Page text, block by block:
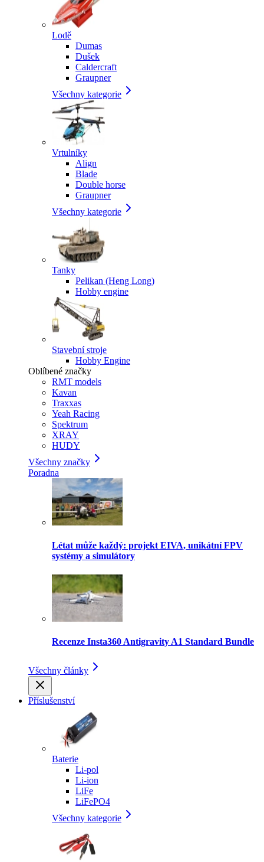
Lodě
Dumas
Dušek
Caldercraft
Graupner
Všechny kategorie
Vrtulníky
Align
Blade
Double horse
Graupner
Všechny kategorie
Tanky
Pelikan (Heng Long)
Hobby engine
Stavební stroje
Hobby Engine
Oblíbené značky
RMT models
Kavan
Traxxas
Yeah Racing
Spektrum
XRAY
HUDY
Všechny značky
Poradna
Létat může každý: projekt EIVA, unikátní FPV
systémy a simulátory
Recenze Insta360 Antigravity A1 Standard Bundle
Všechny články
Příslušenství
Baterie
Li-pol
Li-ion
LiFe
LiFePO4
Všechny kategorie